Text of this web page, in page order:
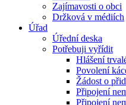
Zajímavosti o obci
Držková v médiích
Úřad
Úřední deska
Potřebuji vyřídit
Hlášení
Povolení
Žádost o
Připojení
Připojení